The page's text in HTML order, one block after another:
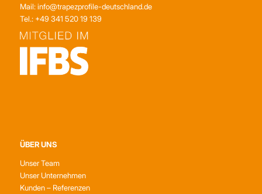
Mail: info@trapezprofile-deutschland.de
Tel.: +49 341 520 19 139
ÜBER UNS
Unser Team
Unser Unternehmen
Kunden – Referenzen